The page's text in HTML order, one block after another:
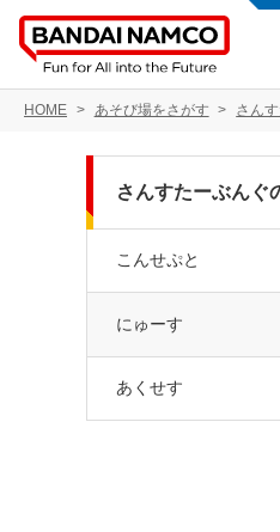
HOME あそび場をさがす さん
さんすたーぶんぐ
こんせぷと
にゅーす
あくせす